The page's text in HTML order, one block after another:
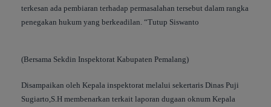
terkesan ada pembiaran terhadap permasalahan tersebut dalam rangka
penegakan hukum yang berkeadilan. “Tutup Siswanto
(Bersama Sekdin Inspektorat Kabupaten Pemalang)
Disampaikan oleh Kepala inspektorat melalui sekertaris Dinas Puji
Sugiarto,S.H membenarkan terkait laporan dugaan oknum Kepala